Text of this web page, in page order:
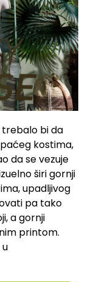
bi da
kostima,
da se vezuje
širi gornji
upadljivog
pa tako
a gornji
printom.